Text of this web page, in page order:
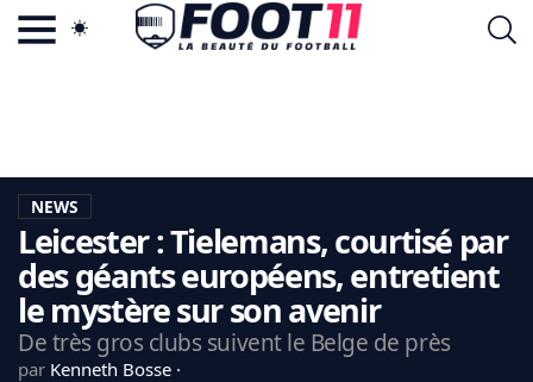
LA CHARTE
VIE PRIVÉE
CGU
CONTACTEZ-NOUS
NEWS
Leicester : Tielemans, courtisé par
des géants européens, entretient
le mystère sur son avenir
De très gros clubs suivent le Belge de près
par Kenneth Bosse